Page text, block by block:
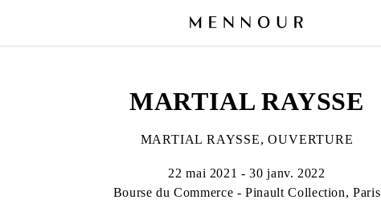
MARTIAL RAYSSE
MARTIAL RAYSSE, OUVERTURE
22 mai 2021 - 30 janv. 2022
Bourse du Commerce - Pinault Collection, Paris